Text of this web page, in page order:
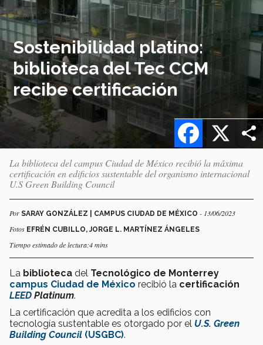
Sostenibilidad platino:
biblioteca del Tec CCM
recibe certificación
X
Facebook
La biblioteca del campus Ciudad de México recibió la máxima
certificación en edificios sustentable del organismo internacional
U.S Green Building Council
Por SARAY GONZÁLEZ | CAMPUS CIUDAD DE MÉXICO - 13/06/2023
Fotos EFRÉN CUBILLO, JORGE L. MARTÍNEZ ÁNGELES
Tiempo estimado de lectura:4 mins
La biblioteca del Tecnológico de Monterrey
campus Ciudad de México recibió la certificación
LEED Platinum.
La certificación que acredita a los edificios con
tecnología sustentable es otorgado por el U.S. Green
Building Council (USGBC).